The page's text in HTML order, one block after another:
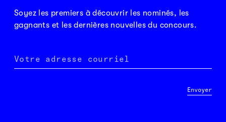
Soyez les premiers à découvrir les nominés, les
gagnants et les dernières nouvelles du concours.
Votre adresse courriel
Envoyer